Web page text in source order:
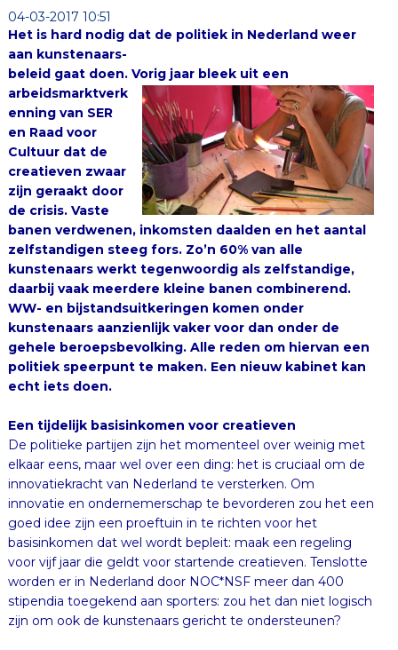
04-03-2017 10:51
Het is hard nodig dat de politiek in Nederland weer
aan kunstenaars-
beleid gaat doen. Vorig jaar bleek uit een
arbeidsmarktverk
enning van SER
en Raad voor
Cultuur dat de
creatieven zwaar
zijn geraakt door
de crisis. Vaste
banen verdwenen, inkomsten daalden en het aantal
zelfstandigen steeg fors. Zo’n 60% van alle
kunstenaars werkt tegenwoordig als zelfstandige,
daarbij vaak meerdere kleine banen combinerend.
WW- en bijstandsuitkeringen komen onder
kunstenaars aanzienlijk vaker voor dan onder de
gehele beroepsbevolking. Alle reden om hiervan een
politiek speerpunt te maken. Een nieuw kabinet kan
echt iets doen.
Een tijdelijk basisinkomen voor creatieven
De politieke partijen zijn het momenteel over weinig met
elkaar eens, maar wel over een ding: het is cruciaal om de
innovatiekracht van Nederland te versterken. Om
innovatie en ondernemerschap te bevorderen zou het een
goed idee zijn een proeftuin in te richten voor het
basisinkomen dat wel wordt bepleit: maak een regeling
voor vijf jaar die geldt voor startende creatieven. Tenslotte
worden er in Nederland door NOC*NSF meer dan 400
stipendia toegekend aan sporters: zou het dan niet logisch
zijn om ook de kunstenaars gericht te ondersteunen?